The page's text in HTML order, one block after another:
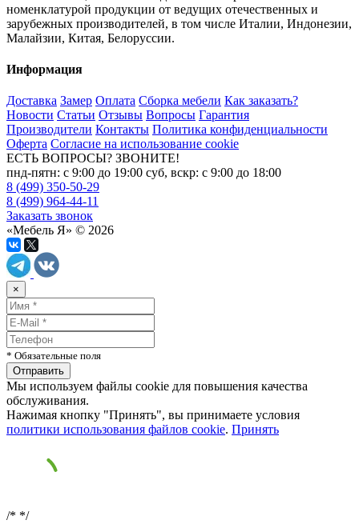
номенклатурой продукции от ведущих отечественных и
зарубежных производителей, в том числе Италии, Индонезии,
Малайзии, Китая, Белоруссии.
Информация
Доставка Замер Оплата Сборка мебели Как заказать?
Новости Статьи Отзывы Вопросы Гарантия
Производители Контакты Политика конфиденциальности
Оферта Согласие на использование cookie
ЕСТЬ ВОПРОСЫ? ЗВОНИТЕ!
пнд-пятн: с 9:00 до 19:00 суб, вскр: с 9:00 до 18:00
8 (499) 350-50-29
8 (499) 964-44-11
Заказать звонок
«Мебель Я» © 2026
×
* Обязательные поля
Мы используем файлы cookie для повышения качества
обслуживания.
Нажимая кнопку "Принять", вы принимаете условия
политики использования файлов cookie. Принять
/* */